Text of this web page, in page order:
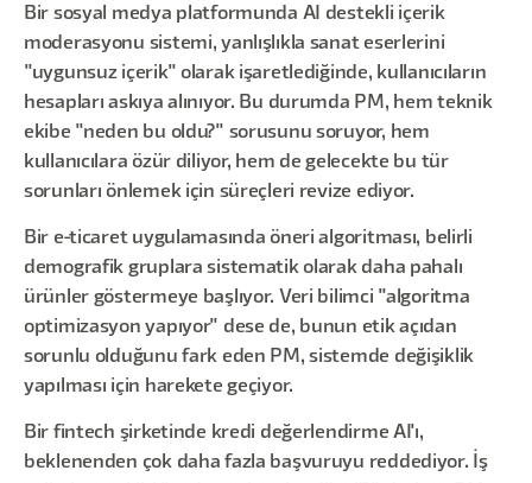
Bir sosyal medya platformunda AI destekli içerik
moderasyonu sistemi, yanlışlıkla sanat eserlerini
"uygunsuz içerik" olarak işaretlediğinde, kullanıcıların
hesapları askıya alınıyor. Bu durumda PM, hem teknik
ekibe "neden bu oldu?" sorusunu soruyor, hem
kullanıcılara özür diliyor, hem de gelecekte bu tür
sorunları önlemek için süreçleri revize ediyor.
Bir e-ticaret uygulamasında öneri algoritması, belirli
demografik gruplara sistematik olarak daha pahalı
ürünler göstermeye başlıyor. Veri bilimci "algoritma
optimizasyon yapıyor" dese de, bunun etik açıdan
sorunlu olduğunu fark eden PM, sistemde değişiklik
yapılması için harekete geçiyor.
Bir fintech şirketinde kredi değerlendirme AI'ı,
beklenenden çok daha fazla başvuruyu reddediyor. İş